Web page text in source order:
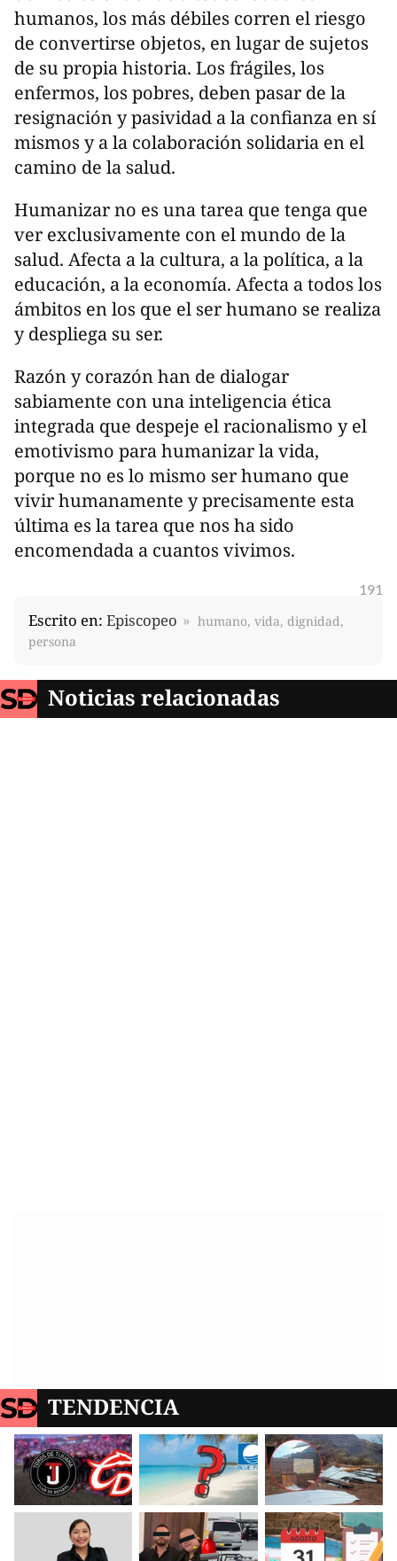
humanos, los más débiles corren el riesgo
de convertirse objetos, en lugar de sujetos
de su propia historia. Los frágiles, los
enfermos, los pobres, deben pasar de la
resignación y pasividad a la confianza en sí
mismos y a la colaboración solidaria en el
camino de la salud.
Humanizar no es una tarea que tenga que
ver exclusivamente con el mundo de la
salud. Afecta a la cultura, a la política, a la
educación, a la economía. Afecta a todos los
ámbitos en los que el ser humano se realiza
y despliega su ser.
Razón y corazón han de dialogar
sabiamente con una inteligencia ética
integrada que despeje el racionalismo y el
emotivismo para humanizar la vida,
porque no es lo mismo ser humano que
vivir humanamente y precisamente esta
última es la tarea que nos ha sido
encomendada a cuantos vivimos.
191
Escrito en: Episcopeo
humano, vida, dignidad,
persona
Noticias relacionadas
TENDENCIA